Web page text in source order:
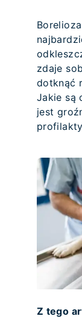
zdaje
dotknąć
Jakie są
jest
Z tego